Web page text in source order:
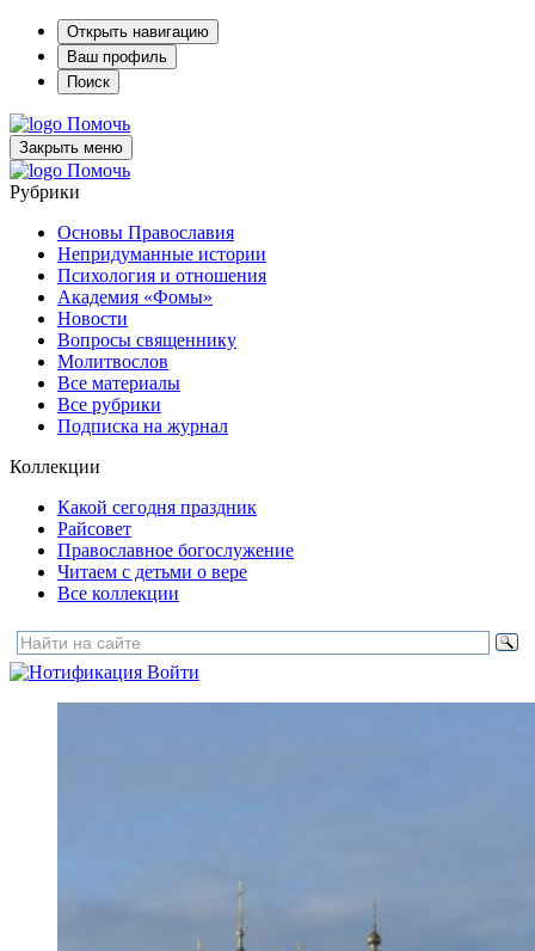
Открыть навигацию
Ваш профиль
Поиск
Помочь
Закрыть меню
Помочь
Рубрики
Основы Православия
Непридуманные истории
Психология и отношения
Академия «Фомы»
Новости
Вопросы священнику
Молитвослов
Все материалы
Все рубрики
Подписка на журнал
Коллекции
Какой сегодня праздник
Райсовет
Православное богослужение
Читаем с детьми о вере
Все коллекции
Войти